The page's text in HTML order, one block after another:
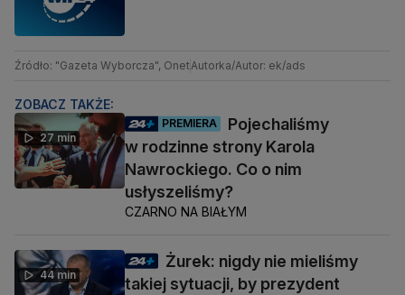
Źródło: "Gazeta Wyborcza", Onet Autorka/Autor: ek/ads
ZOBACZ TAKŻE:
27 min
PREMIERA
Pojechaliśmy
w rodzinne strony Karola
Nawrockiego. Co o nim
usłyszeliśmy?
CZARNO NA BIAŁYM
44 min
Żurek: nigdy nie mieliśmy
takiej sytuacji, by prezydent